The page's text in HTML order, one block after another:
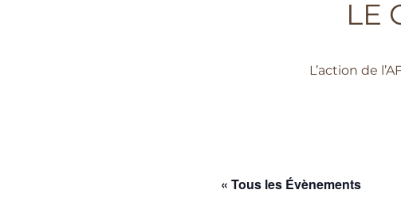
LE
L’action de
« Tous les Évènements